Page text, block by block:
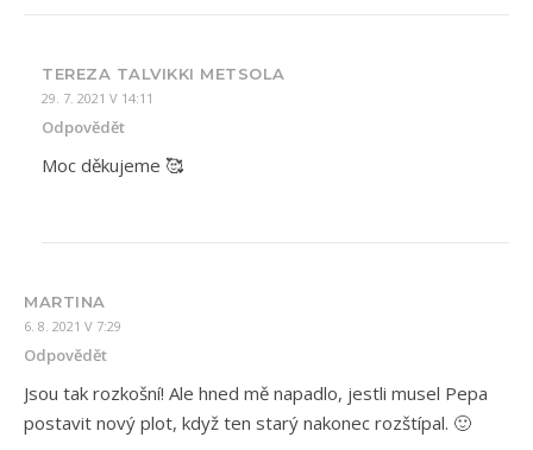
TEREZA TALVIKKI METSOLA
29. 7. 2021 V 14:11
Odpovědět
Moc děkujeme 🥰
MARTINA
6. 8. 2021 V 7:29
Odpovědět
Jsou tak rozkošní! Ale hned mě napadlo, jestli musel Pepa
postavit nový plot, když ten starý nakonec rozštípal. 🙂